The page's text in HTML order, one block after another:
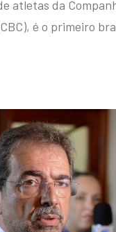
atletas da
é o primeiro